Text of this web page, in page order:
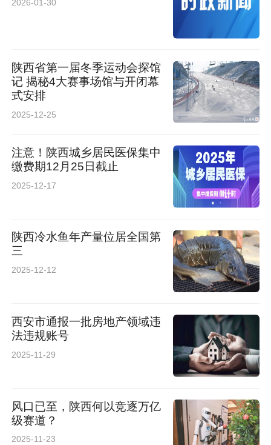
2026-01-30
陕西省第一届冬季运动会探馆
记 揭秘4大赛事场馆与开闭幕
式安排
2025-12-25
注意！陕西城乡居民医保集中
缴费期12月25日截止
2025-12-17
陕西冷水鱼年产量位居全国第
三
2025-12-12
西安市通报一批房地产领域违
法违规账号
2025-11-29
风口已至，陕西何以竞逐万亿
级赛道？
2025-11-23